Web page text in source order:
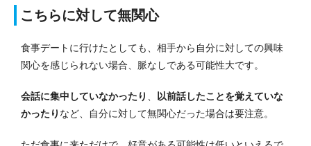
こちらに対して無関心
食事デートに行けたとしても、相手から自分に対しての興味
関心を感じられない場合、脈なしである可能性大です。
会話に集中していなかったり 、 以前話したことを覚えていな
かったり など、自分に対して無関心だった場合は要注意。